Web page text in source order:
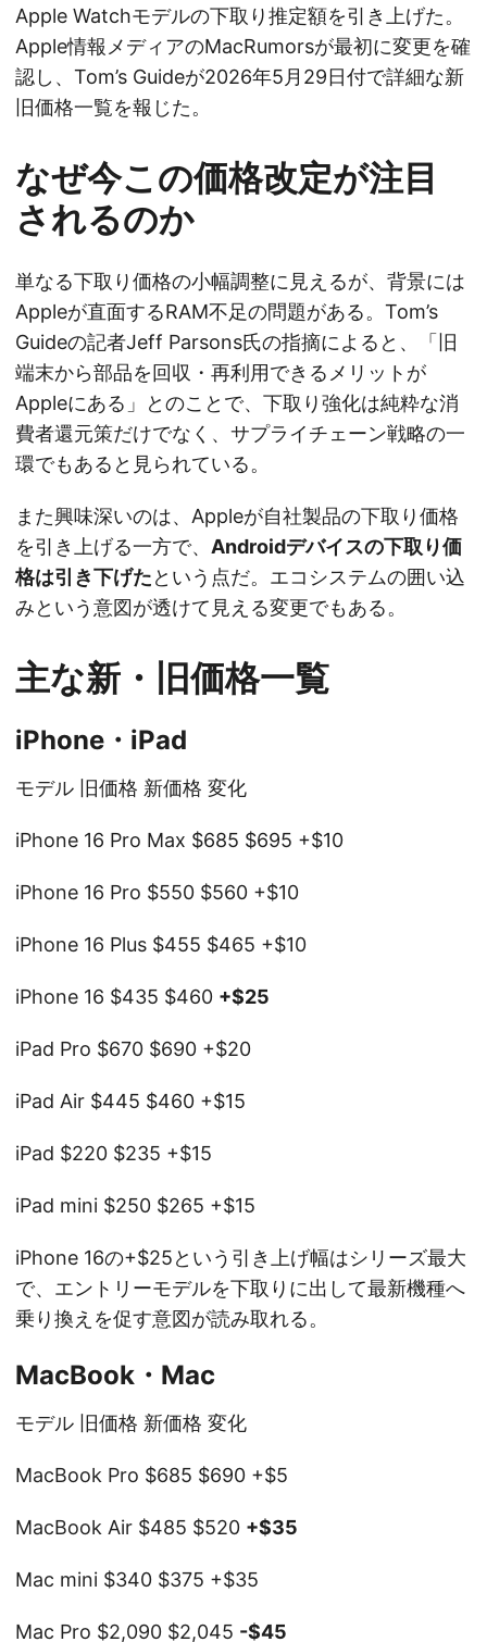
Apple Watchモデルの下取り推定額を引き上げた。
Apple情報メディアのMacRumorsが最初に変更を確
認し、Tom’s Guideが2026年5月29日付で詳細な新
旧価格一覧を報じた。
なぜ今この価格改定が注目
されるのか
単なる下取り価格の小幅調整に見えるが、背景には
Appleが直面するRAM不足の問題がある。Tom’s
Guideの記者Jeff Parsons氏の指摘によると、「旧
端末から部品を回収・再利用できるメリットが
Appleにある」とのことで、下取り強化は純粋な消
費者還元策だけでなく、サプライチェーン戦略の一
環でもあると見られている。
また興味深いのは、Appleが自社製品の下取り価格
を引き上げる一方で、 Androidデバイスの下取り価
格は引き下げたという点だ。エコシステムの囲い込
みという意図が透けて見える変更でもある。
主な新・旧価格一覧
iPhone・iPad
モデル 旧価格 新価格 変化
iPhone 16 Pro Max $685 $695 +$10
iPhone 16 Pro $550 $560 +$10
iPhone 16 Plus $455 $465 +$10
iPhone 16 $435 $460 +$25
iPad Pro $670 $690 +$20
iPad Air $445 $460 +$15
iPad $220 $235 +$15
iPad mini $250 $265 +$15
iPhone 16の+$25という引き上げ幅はシリーズ最大
で、エントリーモデルを下取りに出して最新機種へ
乗り換えを促す意図が読み取れる。
MacBook・Mac
モデル 旧価格 新価格 変化
MacBook Pro $685 $690 +$5
MacBook Air $485 $520 +$35
Mac mini $340 $375 +$35
Mac Pro $2,090 $2,045 -$45